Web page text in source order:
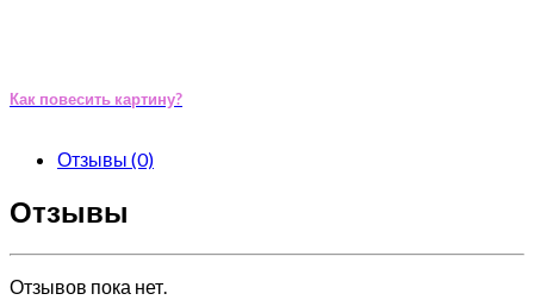
Как повесить картину?
Отзывы (0)
Отзывы
Отзывов пока нет.